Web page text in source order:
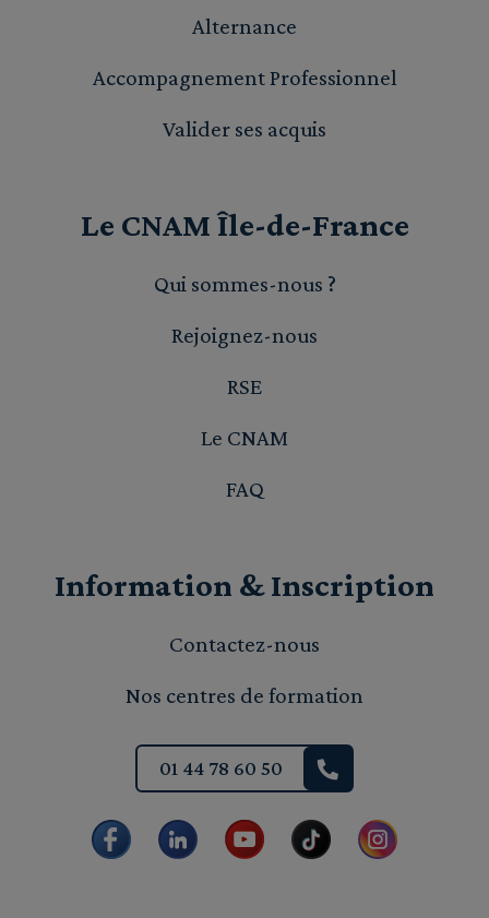
Alternance
Accompagnement Professionnel
Valider ses acquis
Le CNAM Île-de-France
Qui sommes-nous ?
Rejoignez-nous
RSE
Le CNAM
FAQ
Information & Inscription
Contactez-nous
Nos centres de formation
01 44 78 60 50